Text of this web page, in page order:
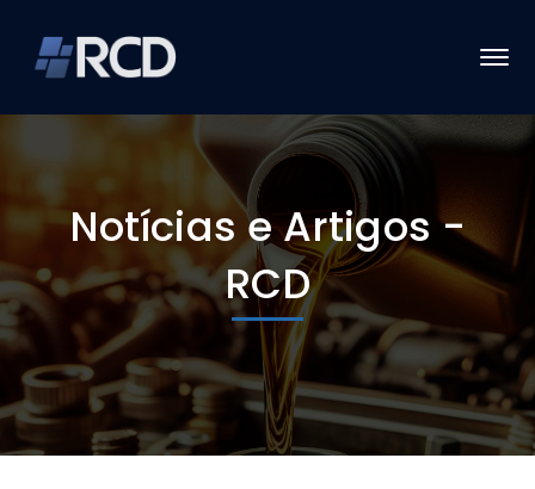
Notícias e Artigos -
RCD